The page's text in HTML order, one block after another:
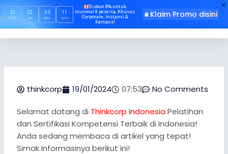
21
Days
22
Hrs
03
Mins
11
Secs
Diskon 8% untuk
minimal 8 peserta, Khusus
Corporate, Instansi &
Kampus!
Klaim Promo disini
Skip
to
content
thinkcorp 19/01/2024 07:53 No Comments
Selamat datang di Thinkcorp IndonesiaPelatihan
dan Sertifikasi Kompetensi Terbaik di Indonesia!
Anda sedang membaca di artikel yang tepat!
Simak informasinya berikut ini!